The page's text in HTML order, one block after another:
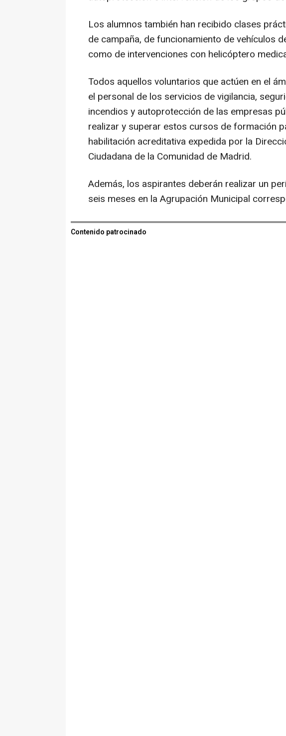
Los alumnos también han recibido clases
de campaña, de funcionamiento de vehículos
como de intervenciones con helicóptero
Todos aquellos voluntarios que actúen en el
el personal de los servicios de vigilancia,
incendios y autoprotección de las empresas
realizar y superar estos cursos de formación
habilitación acreditativa expedida por la
Ciudadana de la Comunidad de Madrid.
Además, los aspirantes deberán realizar un
seis meses en la Agrupación Municipal
Contenido patrocinado